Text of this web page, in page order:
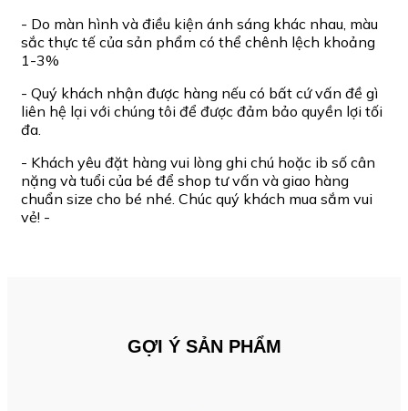
- Do màn hình và điều kiện ánh sáng khác nhau, màu
sắc thực tế của sản phẩm có thể chênh lệch khoảng
1-3%
- Quý khách nhận được hàng nếu có bất cứ vấn đề gì
liên hệ lại với chúng tôi để được đảm bảo quyền lợi tối
đa.
- Khách yêu đặt hàng vui lòng ghi chú hoặc ib số cân
nặng và tuổi của bé để shop tư vấn và giao hàng
chuẩn size cho bé nhé. Chúc quý khách mua sắm vui
vẻ! -
GỢI Ý SẢN PHẨM